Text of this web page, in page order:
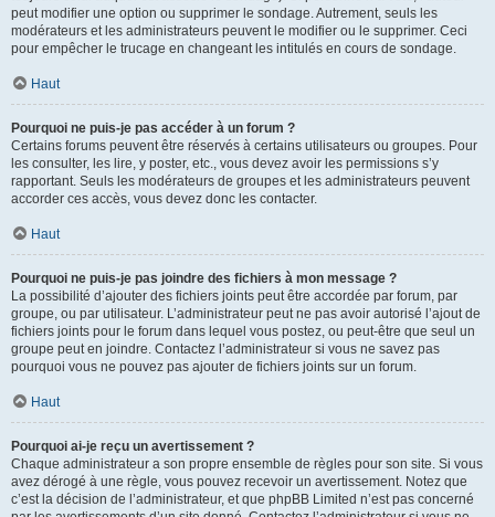
peut modifier une option ou supprimer le sondage. Autrement, seuls les
modérateurs et les administrateurs peuvent le modifier ou le supprimer. Ceci
pour empêcher le trucage en changeant les intitulés en cours de sondage.
Haut
Pourquoi ne puis-je pas accéder à un forum ?
Certains forums peuvent être réservés à certains utilisateurs ou groupes. Pour
les consulter, les lire, y poster, etc., vous devez avoir les permissions s’y
rapportant. Seuls les modérateurs de groupes et les administrateurs peuvent
accorder ces accès, vous devez donc les contacter.
Haut
Pourquoi ne puis-je pas joindre des fichiers à mon message ?
La possibilité d’ajouter des fichiers joints peut être accordée par forum, par
groupe, ou par utilisateur. L’administrateur peut ne pas avoir autorisé l’ajout de
fichiers joints pour le forum dans lequel vous postez, ou peut-être que seul un
groupe peut en joindre. Contactez l’administrateur si vous ne savez pas
pourquoi vous ne pouvez pas ajouter de fichiers joints sur un forum.
Haut
Pourquoi ai-je reçu un avertissement ?
Chaque administrateur a son propre ensemble de règles pour son site. Si vous
avez dérogé à une règle, vous pouvez recevoir un avertissement. Notez que
c’est la décision de l’administrateur, et que phpBB Limited n’est pas concerné